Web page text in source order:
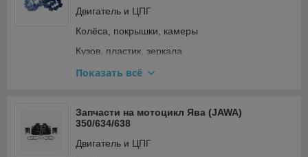
Электрооборудование и зажигание
Сиденья
Стартер и кикстартер
Топливная система и карбюратор
Тормозная система
Фильтры
Электрооборудование и зажигание
Двигатель и ЦПГ
Колёса, покрышки, камеры
Кузов, пластик, зеркала
Освещение и поворотники
Прочее
Топливная система и карбюратор
Показать всё
Запчасти на мотоцикл Ява (JAWA)
350/634/638
Двигатель и ЦПГ